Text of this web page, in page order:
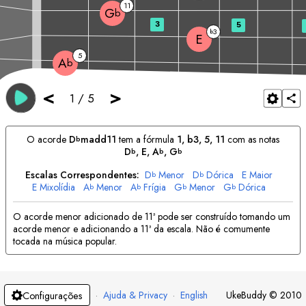
< 1 / 5 >
Ab 5
E b3
Gb 11
3 5
O acorde Dbmadd11 tem a fórmula 1, b3, 5, 11 com as notas
Db, E, Ab, Gb
Escalas Correspondentes: Db Menor Db Dórica E Maior
E Mixolídia Ab Menor Ab Frígia Gb Menor Gb Dórica
O acorde menor adicionado de 11ª pode ser construído tomando um
acorde menor e adicionando a 11ª da escala. Não é comumente
tocada na música popular.
Configurações · Ajuda & Privacy · English UkeBuddy © 2010